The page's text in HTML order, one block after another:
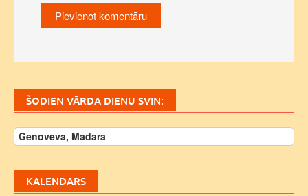
ŠODIEN VĀRDA DIENU SVIN:
Genoveva, Madara
KALENDĀRS